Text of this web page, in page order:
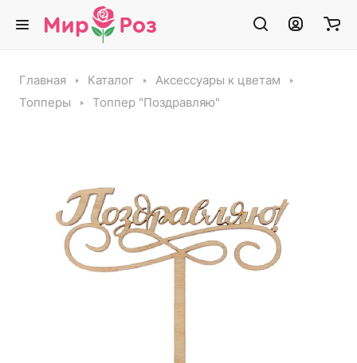
Главная Каталог
Аксессуары к цветам
Топперы
Топпер "Поздравляю"